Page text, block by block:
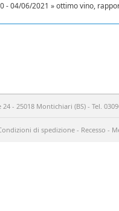
- 04/06/2021 » ottimo vino,
- 25018 Montichiari (BS) - Tel.
di spedizione- Recesso -